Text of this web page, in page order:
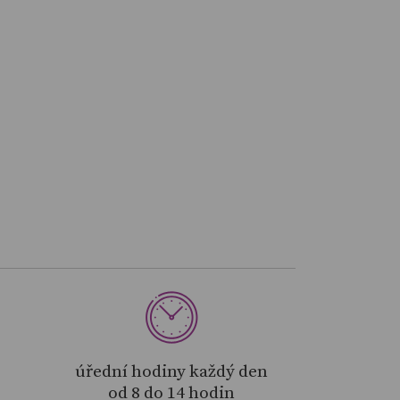
úřední hodiny každý den
od 8 do 14 hodin